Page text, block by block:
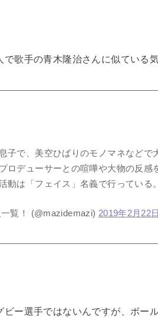
歌手の青木隆治さんに似ている気
子で、美空ひばりのモノマネなどで
ロデューサーとの喧嘩や大物の反
動は「フェイス」名義で行っている
覧！ (@mazidemazi) 2019年2月22日
ビー選手ではないんですが、ボー